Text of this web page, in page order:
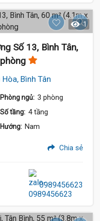
1
Số 13, Bình Tân,
Bình Tân
Phòng ngủ: 3 phòng
Số tầng: 4 tầng
Hướng: Nam
Chia sẻ
0989456623